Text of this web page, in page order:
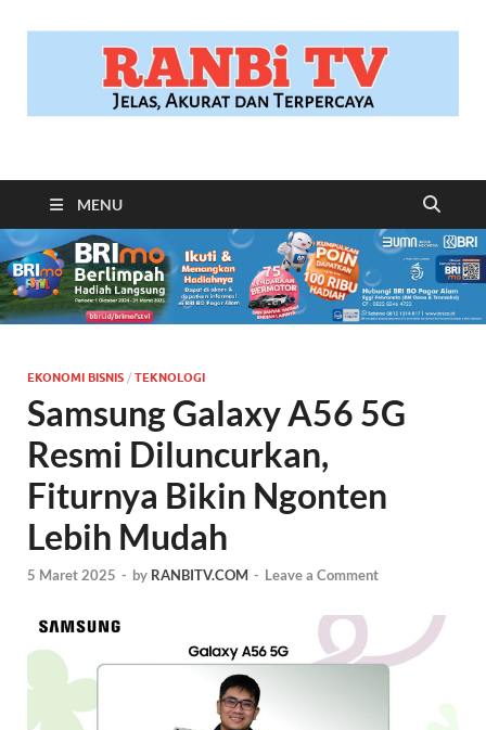
RANBITV.COM
MENU
EKONOMI BISNIS / TEKNOLOGI
Samsung Galaxy A56 5G
Resmi Diluncurkan,
Fiturnya Bikin Ngonten
Lebih Mudah
5 Maret 2025 - by RANBITV.COM - Leave a Comment